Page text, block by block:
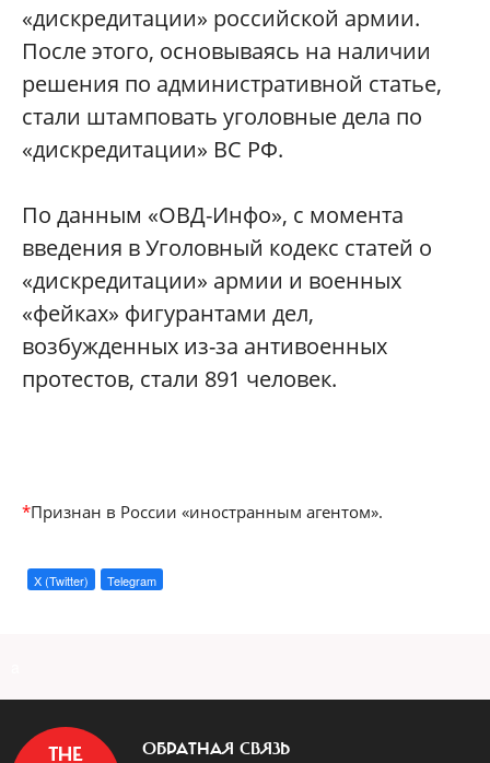
«дискредитации» российской армии.
После этого, основываясь на наличии
решения по административной статье,
стали штамповать уголовные дела по
«дискредитации» ВС РФ.
По данным «ОВД-Инфо», с момента
введения в Уголовный кодекс статей о
«дискредитации» армии и военных
«фейках» фигурантами дел,
возбужденных из-за антивоенных
протестов, стали 891 человек.
*Признан в России «иностранным агентом».
X (Twitter) Telegram
ОБРАТНАЯ СВЯЗЬ